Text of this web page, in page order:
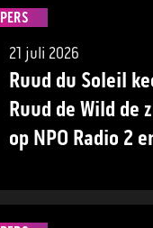
PERS
21 juli 2026
Ruud du Soleil
Ruud de Wild de
op NPO Radio 2